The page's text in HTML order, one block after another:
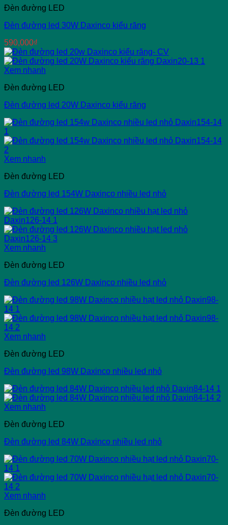
Đèn đường LED
Đèn đường led 30W Daxinco kiểu răng
590,000₫
Xem nhanh
Đèn đường LED
Đèn đường led 20W Daxinco kiểu răng
Xem nhanh
Đèn đường LED
Đèn đường led 154W Daxinco nhiều led nhỏ
Xem nhanh
Đèn đường LED
Đèn đường led 126W Daxinco nhiều led nhỏ
Xem nhanh
Đèn đường LED
Đèn đường led 98W Daxinco nhiều led nhỏ
Xem nhanh
Đèn đường LED
Đèn đường led 84W Daxinco nhiều led nhỏ
Xem nhanh
Đèn đường LED